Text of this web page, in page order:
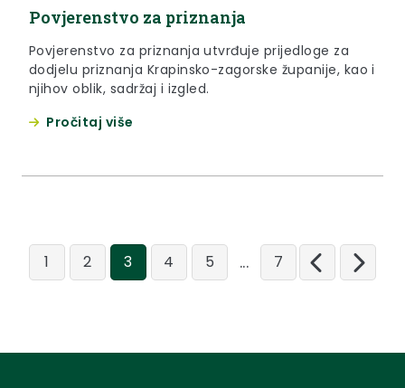
Povjerenstvo za priznanja
Povjerenstvo za priznanja utvrđuje prijedloge za
dodjelu priznanja Krapinsko-zagorske županije, kao i
njihov oblik, sadržaj i izgled.
Pročitaj više
1 2 3 4 5 ... 7